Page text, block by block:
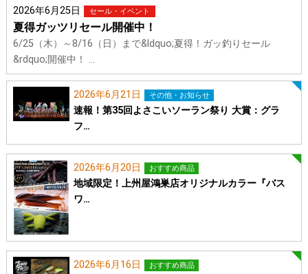
2026年6月25日 セール・イベント
夏得ガッツリセール開催中！
6/25（木）～8/16（日）まで&ldquo;夏得！ガッ釣りセール
&rdquo;開催中！ …
2026年6月21日 その他・お知らせ
速報！第35回よさこいソーラン祭り 大賞：グラ
フ…
2026年6月20日 おすすめ商品
地域限定！上州屋鴻巣店オリジナルカラー『バス
ワ…
2026年6月16日 おすすめ商品